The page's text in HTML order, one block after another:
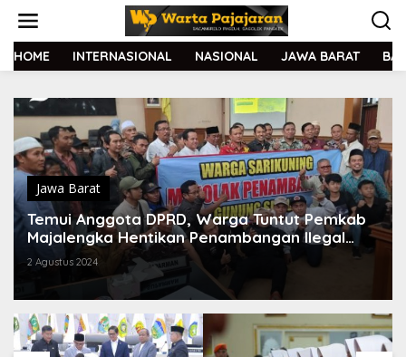
t
HOME INTERNASIONAL NASIONAL JAWA BARAT
Jawa Barat
Temui Anggota DPRD, Warga Tuntut Pemkab
Majalengka Hentikan Penambangan Ilegal
Gunung Sireum
2 Agustus 2024